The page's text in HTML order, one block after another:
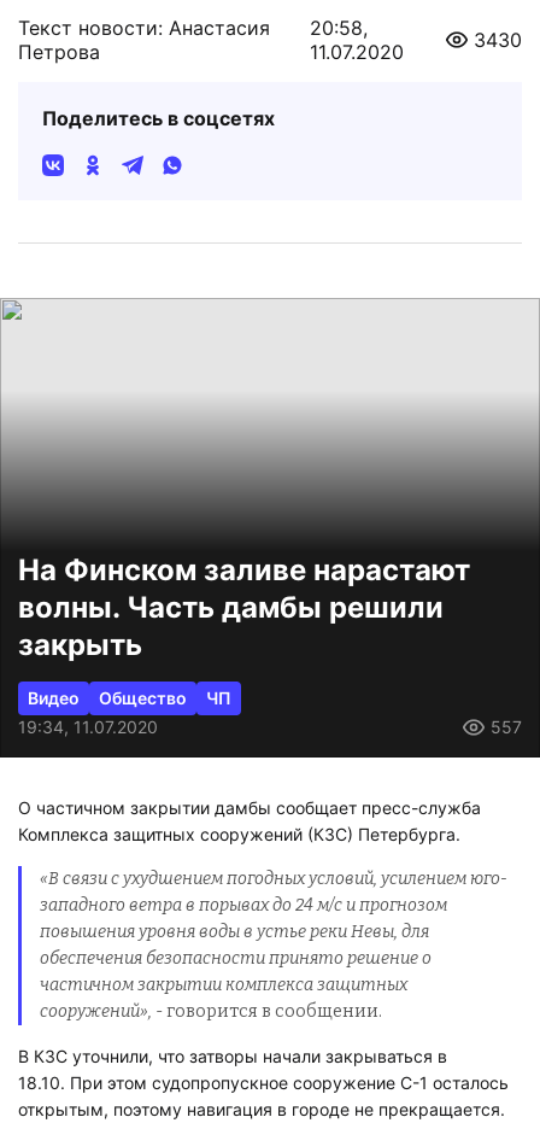
Текст новости: Анастасия
Петрова
20:58,
11.07.2020
3430
Поделитесь в соцсетях
На Финском заливе нарастают
волны. Часть дамбы решили
закрыть
Видео Общество
ЧП
19:34, 11.07.2020
557
О частичном закрытии дамбы сообщает пресс-служба
Комплекса защитных сооружений (КЗС) Петербурга.
«В связи с ухудшением погодных условий, усилением юго-
западного ветра в порывах до 24 м/с и прогнозом
повышения уровня воды в устье реки Невы, для
обеспечения безопасности принято решение о
частичном закрытии комплекса защитных
сооружений», - говорится в сообщении.
В КЗС уточнили, что затворы начали закрываться в
18.10. При этом судопропускное сооружение С-1 осталось
открытым, поэтому навигация в городе не прекращается.